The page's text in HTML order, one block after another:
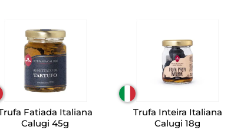
Fatiada Italiana
Calugi 45g
Trufa Inteira Italiana
Calugi 18g